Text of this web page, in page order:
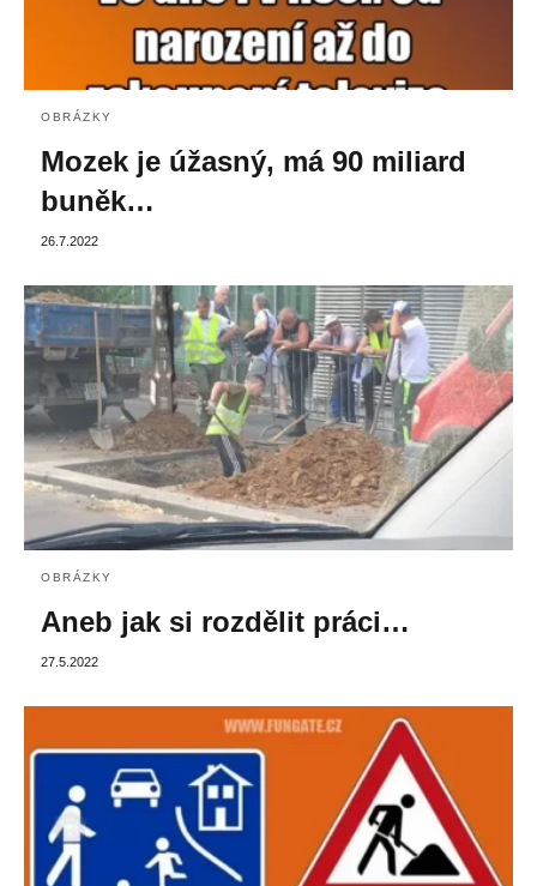
OBRÁZKY
Mozek je úžasný, má 90 miliard
buněk…
26.7.2022
OBRÁZKY
Aneb jak si rozdělit práci…
27.5.2022